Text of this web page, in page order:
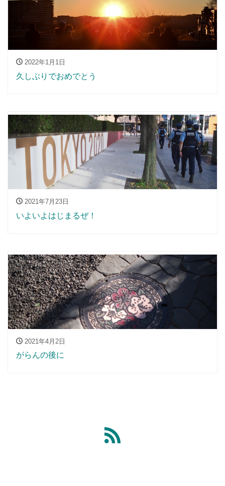
2022年1月1日
久しぶりでおめでとう
2021年7月23日
いよいよはじまるぜ！
2021年4月2日
がらんの後に